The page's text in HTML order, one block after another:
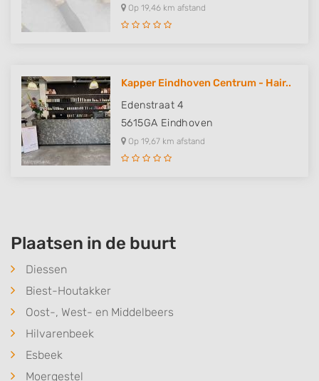
Op 19,46 km afstand
Kapper Eindhoven Centrum - Hair..
Edenstraat 4
5615GA Eindhoven
Op 19,67 km afstand
Plaatsen in de buurt
Diessen
Biest-Houtakker
Oost-, West- en Middelbeers
Hilvarenbeek
Esbeek
Moergestel